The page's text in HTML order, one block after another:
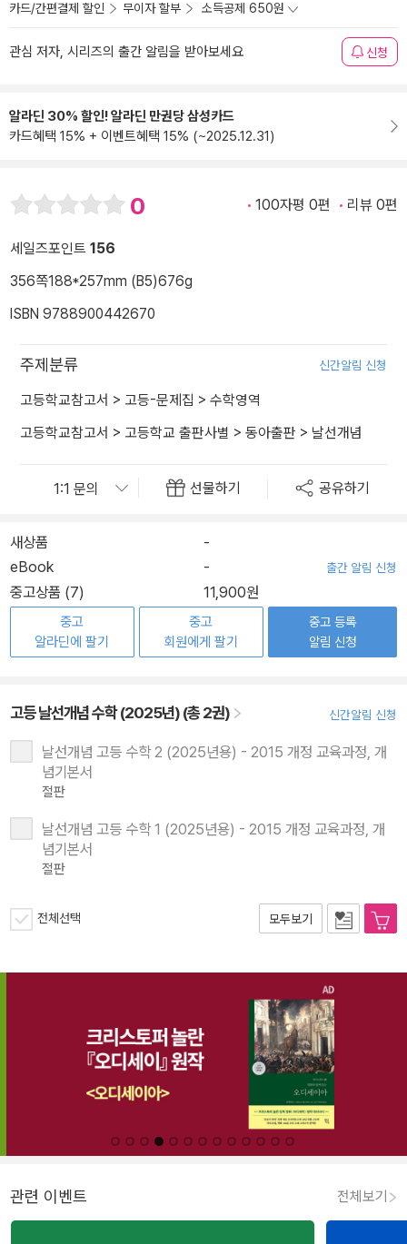
카드/간편결제 할인 무이자 할부 소득공제 650원
관심 저자, 시리즈의 출간 알림을 받아보세요 신청
알라딘 30% 할인! 알라딘 만권당 삼성카드
카드혜택 15% + 이벤트혜택 15% (~2025.12.31)
0 100자평 0편 리뷰 0편
세일즈포인트 156
356쪽188*257mm (B5)676g
ISBN 9788900442670
주제분류 신간알림 신청
고등학교참고서 > 고등-문제집 > 수학영역
고등학교참고서 > 고등학교 출판사별 > 동아출판 > 날선개념
선물하기 공유하기
새상품
-
eBook
- 출간 알림 신청
중고상품 (7) 11,900원
중고
알라딘에 팔기
중고
회원에게 팔기
중고 등록
알림 신청
고등 날선개념 수학 (2025년) (총 2권) 신간알림 신청
날선개념 고등 수학 2 (2025년용) - 2015 개정 교육과정, 개
념기본서
절판
날선개념 고등 수학 1 (2025년용) - 2015 개정 교육과정, 개
념기본서
절판
전체선택 모두보기
관련 이벤트 전체보기